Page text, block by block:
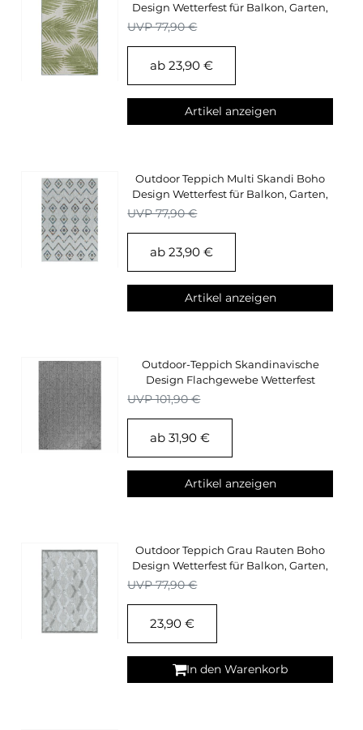
Design Wetterfest für Balkon, Garten,
UVP 77,90 €
ab 23,90 €
Artikel anzeigen
Outdoor Teppich Multi Skandi Boho
Design Wetterfest für Balkon, Garten,
UVP 77,90 €
ab 23,90 €
Artikel anzeigen
Outdoor-Teppich Skandinavische
Design Flachgewebe Wetterfest
Terrasse Küche
UVP 101,90 €
ab 31,90 €
Artikel anzeigen
Outdoor Teppich Grau Rauten Boho
Design Wetterfest für Balkon, Garten,
UVP 77,90 €
23,90 €
In den Warenkorb